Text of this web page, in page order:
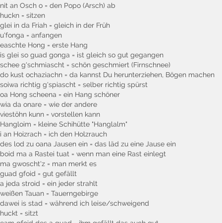
nit an Osch o = den Popo (Arsch) ab
huckn = sitzen
glei in da Friah = gleich in der Früh
u'fonga = anfangen
easchte Hong = erste Hang
is glei so guad gonga = ist gleich so gut gegangen
schee g'schmiascht = schön geschmiert (Firnschnee)
do kust ochaziachn = da kannst Du herunterziehen, Bögen machen
soiwa richtig g'spiascht = selber richtig spürst
oa Hong scheena = ein Hang schöner
wia da onare = wie der andere
viestöhn kunn = vorstellen kann
Hangloim = kleine Schihütte "Hanglalm"
i an Hoizrach = ich den Holzrauch
des lod zu oana Jausen ein = das läd zu eine Jause ein
boid ma a Rastei tuat = wenn man eine Rast einlegt
ma gwoscht'z = man merkt es
guad gfoid = gut gefällt
a jeda stroid = ein jeder strahlt
weißen Tauan = Tauerngebirge
dawei is stad = während ich leise/schweigend
huckt = sitzt